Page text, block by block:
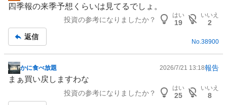
示
事
四季報の来季予想くらいは見てるでしょ。
投資の参考になりましたか？
はい
19
いいえ
2
返信
No.38900
掲
示
かに食べ放題 2026/7/21 13:18報告
まぁ買い戻しますわな
投資の参考になりましたか？
はい
25
いいえ
8